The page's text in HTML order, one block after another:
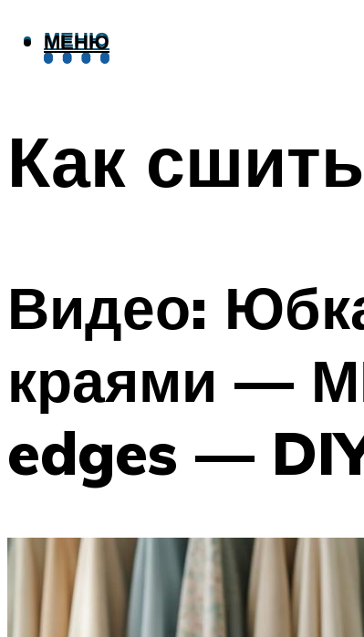
МЕНЮ
МЕНЮ
Как
Видео:
краями —
edges —